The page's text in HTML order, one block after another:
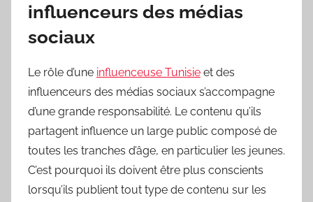
influenceurs des médias
sociaux
Le rôle d’une influenceuse Tunisie et des
influenceurs des médias sociaux s’accompagne
d’une grande responsabilité. Le contenu qu’ils
partagent influence un large public composé de
toutes les tranches d’âge, en particulier les jeunes.
C’est pourquoi ils doivent être plus conscients
lorsqu’ils publient tout type de contenu sur les